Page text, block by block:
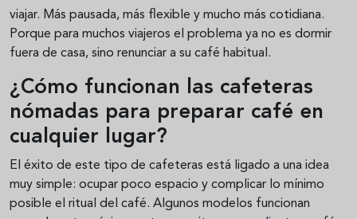
viajar. Más pausada, más flexible y mucho más cotidiana.
Porque para muchos viajeros el problema ya no es dormir
fuera de casa, sino renunciar a su café habitual.
¿Cómo funcionan las cafeteras
nómadas para preparar café en
cualquier lugar?
El éxito de este tipo de cafeteras está ligado a una idea
muy simple: ocupar poco espacio y complicar lo mínimo
posible el ritual del café. Algunos modelos funcionan